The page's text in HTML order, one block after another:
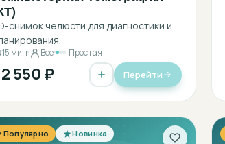
снимок челюсти для диагностики и
15 мин Все Простая
2 550 ₽ Перейти
Популярно Новинка